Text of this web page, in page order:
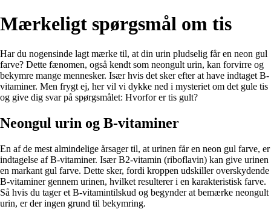
Mærkeligt spørgsmål om tis
Har du nogensinde lagt mærke til, at din urin pludselig får en neon gul
farve? Dette fænomen, også kendt som neongult urin, kan forvirre og
bekymre mange mennesker. Især hvis det sker efter at have indtaget B-
vitaminer. Men frygt ej, her vil vi dykke ned i mysteriet om det gule tis
og give dig svar på spørgsmålet: Hvorfor er tis gult?
Neongul urin og B-vitaminer
En af de mest almindelige årsager til, at urinen får en neon gul farve, er
indtagelse af B-vitaminer. Især B2-vitamin (riboflavin) kan give urinen
en markant gul farve. Dette sker, fordi kroppen udskiller overskydende
B-vitaminer gennem urinen, hvilket resulterer i en karakteristisk farve.
Så hvis du tager et B-vitamintilskud og begynder at bemærke neongult
urin, er der ingen grund til bekymring.